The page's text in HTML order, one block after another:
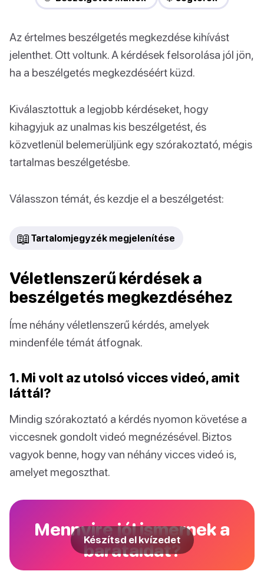
Az értelmes beszélgetés megkezdése kihívást
jelenthet. Ott voltunk. A kérdések felsorolása jól jön,
ha a beszélgetés megkezdéséért küzd.
Kiválasztottuk a legjobb kérdéseket, hogy
kihagyjuk az unalmas kis beszélgetést, és
közvetlenül belemerüljünk egy szórakoztató, mégis
tartalmas beszélgetésbe.
Válasszon témát, és kezdje el a beszélgetést:
📖 Tartalomjegyzék megjelenítése
Véletlenszerű kérdések a
beszélgetés megkezdéséhez
Íme néhány véletlenszerű kérdés, amelyek
mindenféle témát átfognak.
1. Mi volt az utolsó vicces videó, amit
láttál?
Mindig szórakoztató a kérdés nyomon követése a
viccesnek gondolt videó megnézésével. Biztos
vagyok benne, hogy van néhány vicces videó is,
amelyet megoszthat.
Mennyire jól ismernek a
barátaidat?
Készítsd el kvízedet